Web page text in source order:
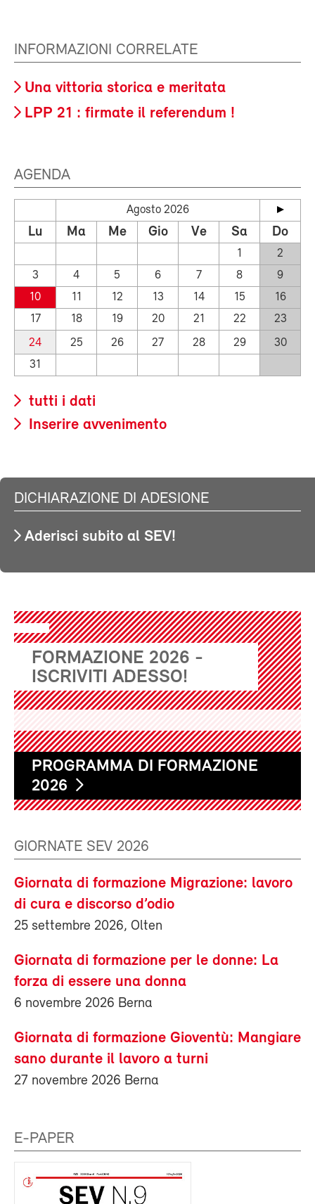
INFORMAZIONI CORRELATE
Una vittoria storica e meritata
LPP 21 : firmate il referendum !
AGENDA
Agosto 2026
Lu Ma Me Gio Ve Sa Do
1
2
3
4 5 6 7 8
9
10
11 12 13 14 15
16
17
18 19 20 21 22
23
24
25 26 27 28 29
30
31
tutti i dati
Inserire avvenimento
DICHIARAZIONE DI ADESIONE
Aderisci subito al SEV!
FORMAZIONE 2026 -
ISCRIVITI ADESSO!
PROGRAMMA DI FORMAZIONE
2026
GIORNATE SEV 2026
Giornata di formazione Migrazione: lavoro
di cura e discorso d’odio
25 settembre 2026, Olten
Giornata di formazione per le donne: La
forza di essere una donna
6 novembre 2026 Berna
Giornata di formazione Gioventù: Mangiare
sano durante il lavoro a turni
27 novembre 2026 Berna
E-PAPER